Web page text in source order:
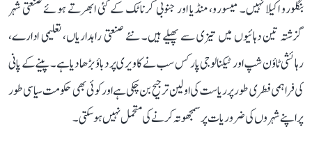
بنگلورو اکیلا نہیں۔ میسورو، منڈیا اور جنوبی کرناٹک کے کئی ابھرتے ہوئے صنعتی شہر
گزشتہ تین دہائیوں میں تیزی سے پھیلے ہیں۔ نئے صنعتی راہداریاں، تعلیمی ادارے،
رہائشی ٹاؤن شپ اور ٹیکنالوجی پارکس سب نے کاویری پر دباؤ بڑھا دیا ہے۔ پینے کے پانی
کی فراہمی فطری طور پر ریاست کی اولین ترجیح بن چکی ہے اور کوئی بھی حکومت سیاسی طور
پر اپنے شہروں کی ضروریات پر سمجھوتہ کرنے کی متحمل نہیں ہو سکتی۔